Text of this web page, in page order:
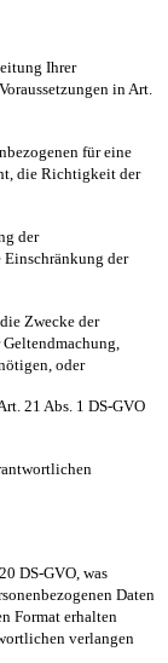
Ihrer
in Art.
für eine
die Richtigkeit der
der
Einschränkung der
Zwecke der
oder
21 Abs. 1 DS-GVO
DS-GVO, was
Daten
Format erhalten
verlangen